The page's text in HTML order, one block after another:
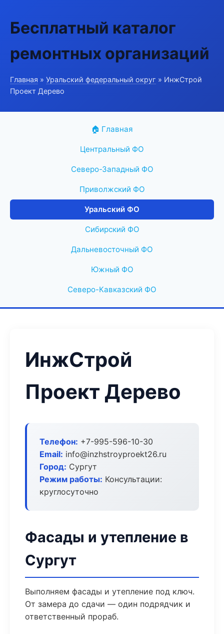
Бесплатный каталог
ремонтных организаций
Главная » Уральский федеральный округ » ИнжСтрой
Проект Дерево
🏠 Главная
Центральный ФО
Северо-Западный ФО
Приволжский ФО
Уральский ФО
Сибирский ФО
Дальневосточный ФО
Южный ФО
Северо-Кавказский ФО
ИнжСтрой
Проект Дерево
Телефон: +7-995-596-10-30
Email: info@inzhstroyproekt26.ru
Город: Сургут
Режим работы: Консультации:
круглосуточно
Фасады и утепление в
Сургут
Выполняем фасады и утепление под ключ.
От замера до сдачи — один подрядчик и
ответственный прораб.